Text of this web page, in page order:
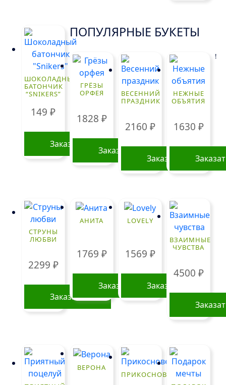
ШОКОЛАДНЫЙ
БАТОНЧИК
“SNIKERS”
149₽
Заказать
ПОПУЛЯРНЫЕ БУКЕТЫ
ГРЁЗЫ
ОРФЕЯ
1828 ₽
Заказать
ВЕСЕННИЙ
ПРАЗДНИК
2160 ₽
Заказать
НЕЖНЫЕ
ОБЪЯТИЯ
1630 ₽
СТРУНЫ
ЛЮБВИ
2299 ₽
Заказать
АНИТА
1769 ₽
Заказать
LOVELY
1569 ₽
Заказать
ВЗАИМНЫЕ
ЧУВСТВА
4500 ₽
ВЕРОНА
ПРИКОСНОВЕНИЕ
!